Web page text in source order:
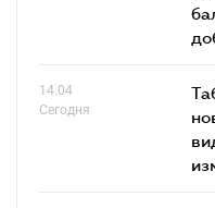
14.04
Сегодня